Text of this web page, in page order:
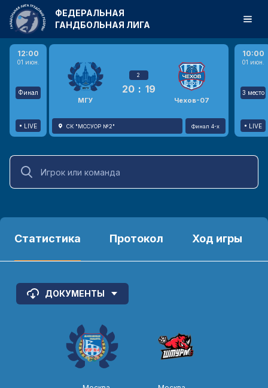
12:00
01 июн.
Финал
LIVE
МГУ
2
20 : 19
Чехов-07
СК "МССУОР №2" Финал 4-х
10:00
01 июн.
3 место
LIVE
ФЕДЕРАЛЬНАЯ
ГАНДБОЛЬНАЯ ЛИГА
Статистика Протокол Ход игры
ДОКУМЕНТЫ